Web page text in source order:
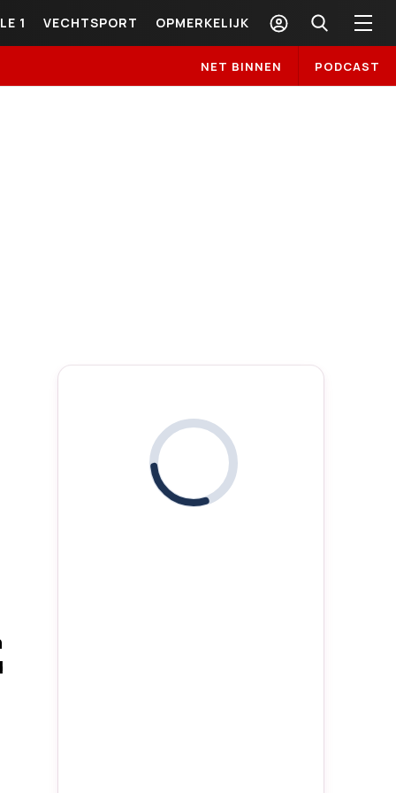
1 VECHTSPORT OPMERKELIJK
NET BINNEN PODCAST